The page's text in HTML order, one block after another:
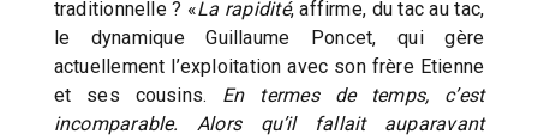
traditionnelle ? «La rapidité, affirme, du tac au tac,
le dynamique Guillaume Poncet, qui gère
actuellement l’exploitation avec son frère Etienne
et ses cousins. En termes de temps, c’est
incomparable. Alors qu’il fallait auparavant